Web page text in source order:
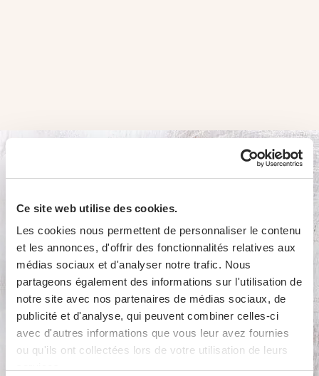
Ce site web utilise des cookies.
Les cookies nous permettent de personnaliser le contenu
et les annonces, d'offrir des fonctionnalités relatives aux
médias sociaux et d'analyser notre trafic. Nous
partageons également des informations sur l'utilisation de
notre site avec nos partenaires de médias sociaux, de
publicité et d'analyse, qui peuvent combiner celles-ci
avec d'autres informations que vous leur avez fournies
ou qu'ils ont collectées lors de votre utilisation de leurs
Pâtes far­cies Pro­fit